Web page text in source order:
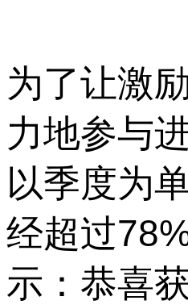
为了让激
力地参与
以季度为
经超过
示：恭喜